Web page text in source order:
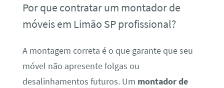
Por que contratar um montador de
móveis em Limão SP profissional?
A montagem correta é o que garante que seu
móvel não apresente folgas ou
desalinhamentos futuros. Um montador de